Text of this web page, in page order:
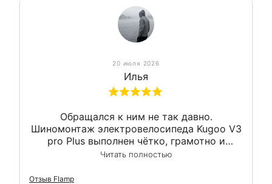
20 июля 2026
Илья
Обращался к ним не так давно.
Шиномонтаж электровелосипеда Kugoo V3
pro Plus выполнен чётко, грамотно и
квалифицированно. Всё сделано
Читать полностью
Отзыв Flamp